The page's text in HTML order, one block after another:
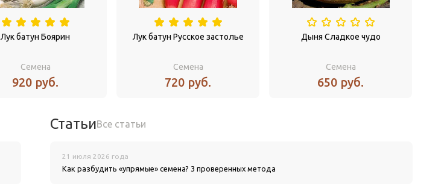
Лук батун Боярин
Семена
920 руб.
Лук батун Русское застолье
Семена
720 руб.
Дыня Сладкое чудо
Семена
650 руб.
СтатьиВсе статьи
21 июля 2026 года
Как разбудить «упрямые» семена? 3 проверенных метода